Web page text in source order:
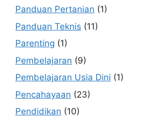
Panduan Pertanian (1)
Panduan Teknis (11)
Parenting (1)
Pembelajaran (9)
Pembelajaran Usia Dini (1)
Pencahayaan (23)
Pendidikan (10)